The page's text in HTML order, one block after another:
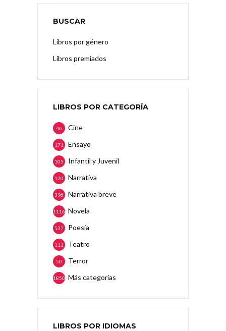
BUSCAR
Libros por género
Libros premiados
LIBROS POR CATEGORÍA
Cine
46
Ensayo
171
Infantil y Juvenil
105
Narrativa
120
Narrativa breve
396
Novela
1116
Poesía
537
Teatro
111
Terror
50
Más categorias
1850
LIBROS POR IDIOMAS